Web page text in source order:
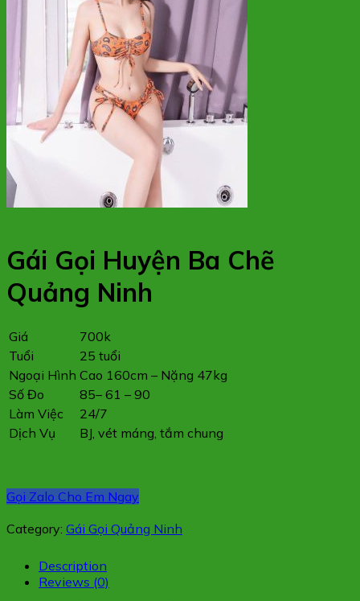
Gái Gọi Huyện Ba Chẽ
Quảng Ninh
Giá
700k
Tuổi
25 tuổi
Ngoại Hình Cao 160cm – Nặng 47kg
Số Đo
85– 61 – 90
Làm Việc
24/7
Dịch Vụ
BJ, vét máng, tắm chung
Gọi Zalo Cho Em Ngay
Category: Gái Gọi Quảng Ninh
Description
Reviews (0)